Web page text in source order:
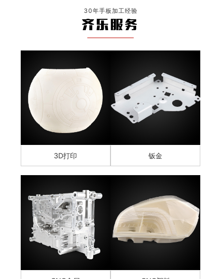
30年手板加工经验
齐乐服务
3D打印 钣金